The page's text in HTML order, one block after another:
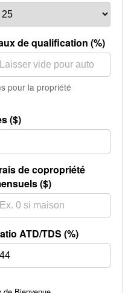
de qualification (%)
pour la propriété
($)
de copropriété
($)
ATD/TDS (%)